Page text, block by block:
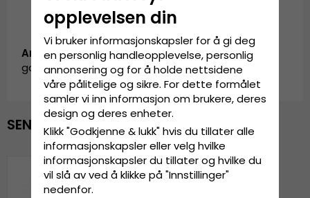
Artikkel-ID:
garda.WH0620012.3.nivala.brown
SENEST VISTE
opplevelsen din
Vi bruker informasjonskapsler for å gi deg
en personlig handleopplevelse, personlig
annonsering og for å holde nettsidene
våre pålitelige og sikre. For dette formålet
samler vi inn informasjon om brukere, deres
design og deres enheter.
Klikk "Godkjenne & lukk" hvis du tillater alle
informasjonskapsler eller velg hvilke
informasjonskapsler du tillater og hvilke du
vil slå av ved å klikke på "Innstillinger"
nedenfor.